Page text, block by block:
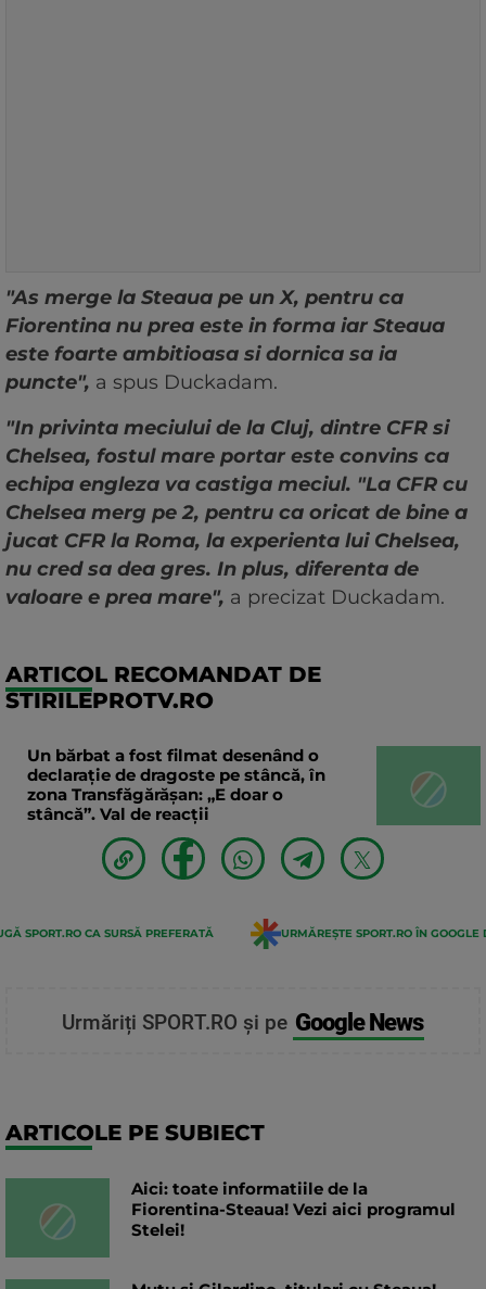
"As merge la Steaua pe un X, pentru ca
Fiorentina nu prea este in forma iar Steaua
este foarte ambitioasa si dornica sa ia
puncte", a spus Duckadam.
"In privinta meciului de la Cluj, dintre CFR si
Chelsea, fostul mare portar este convins ca
echipa engleza va castiga meciul. "La CFR cu
Chelsea merg pe 2, pentru ca oricat de bine a
jucat CFR la Roma, la experienta lui Chelsea,
nu cred sa dea gres. In plus, diferenta de
valoare e prea mare", a precizat Duckadam.
ARTICOL RECOMANDAT DE
STIRILEPROTV.RO
Un bărbat a fost filmat desenând o
declaraţie de dragoste pe stâncă, în
zona Transfăgărăşan: „E doar o
stâncă”. Val de reacții
SPORT.RO CA SURSĂ PREFERATĂ URMĂREȘTE SPORT.RO ÎN GOOGLE
Urmăriți SPORT.RO și pe Google News
ARTICOLE PE SUBIECT
Aici: toate informatiile de la
Fiorentina-Steaua! Vezi aici programul
Stelei!